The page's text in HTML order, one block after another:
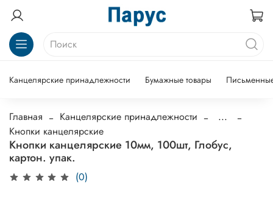
Канцелярские принадлежности Бумажные товары
Главная Канцелярские принадлежности
...
Кнопки канцелярские
Кнопки канцелярские 10мм, 100шт, Глобус,
картон. упак.
(0)